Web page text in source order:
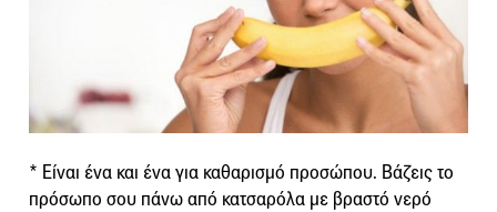
* Είναι ένα και ένα για καθαρισμό προσώπου. Βάζεις το
πρόσωπο σου πάνω από κατσαρόλα με βραστό νερό